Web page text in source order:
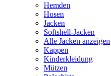
Hemden
Hosen
Jacken
Softshell-Jacken
Alle Jacken anzeigen
Kappen
Kinderkleidung
Mützen